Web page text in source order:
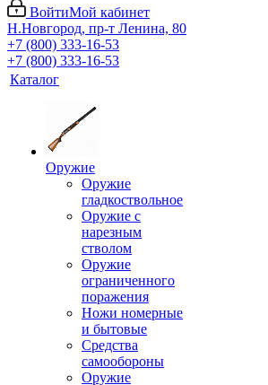
ВойтиМой кабинет
Н.Новгород, пр-т Ленина, 80
+7 (800) 333-16-53
+7 (800) 333-16-53
Каталог
Оружие
Оружие
гладкоствольное
Оружие с
нарезным
стволом
Оружие
ограниченного
поражения
Ножи номерные
и бытовые
Средства
самообороны
Оружие